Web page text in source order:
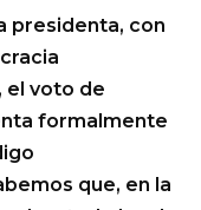
presidenta, con
el voto de
formalmente
que, en la